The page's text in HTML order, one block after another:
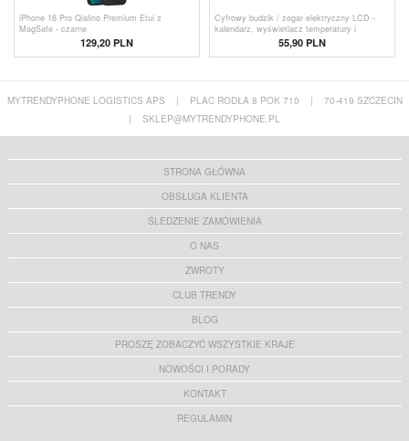
iPhone 16 Pro Qialino Premium Etui z
MagSafe - czarne
129,20 PLN
Cyfrowy budzik / zegar elektryczny LCD -
kalendarz, wyświetlacz temperatury i
wilgotności - biały55,90 PLN
MYTRENDYPHONE LOGISTICS APS | PLAC RODŁA 8 POK 710 |
70-419 SZCZECIN
|
SKLEP@MYTRENDYPHONE.PL
STRONA GŁÓWNA
OBSŁUGA KLIENTA
ŚLEDZENIE ZAMÓWIENIA
O NAS
ZWROTY
CLUB TRENDY
BLOG
PROSZĘ ZOBACZYĆ WSZYSTKIE KRAJE
NOWOŚCI I PORADY
KONTAKT
REGULAMIN